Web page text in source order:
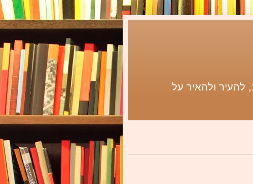
להעיר ולהאיר על